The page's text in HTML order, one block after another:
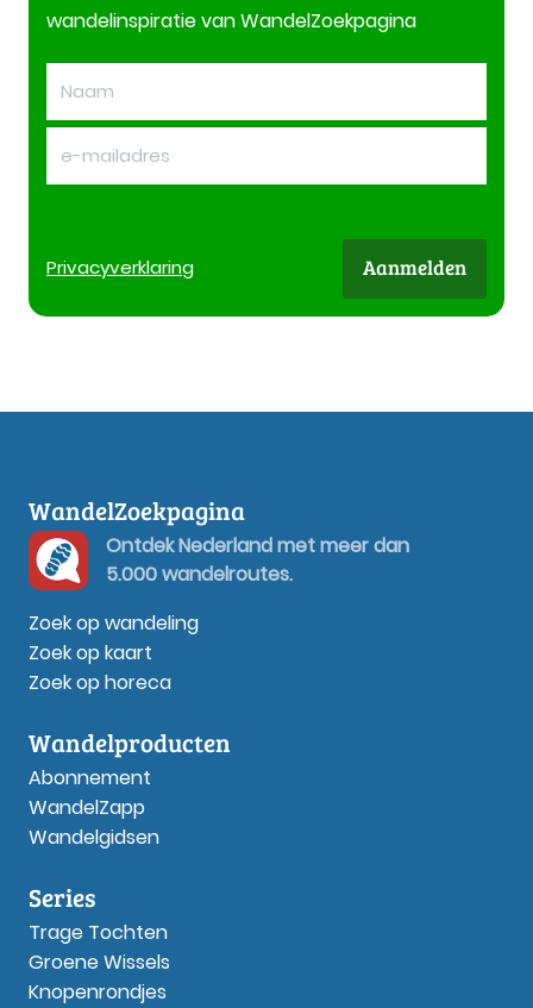
wandelinspiratie van WandelZoekpagina
Privacyverklaring Aanmelden
WandelZoekpagina
Ontdek Nederland met meer dan
5.000 wandelroutes.
Zoek op wandeling
Zoek op kaart
Zoek op horeca
Wandelproducten
Abonnement
WandelZapp
Wandelgidsen
Series
Trage Tochten
Groene Wissels
Knopenrondjes